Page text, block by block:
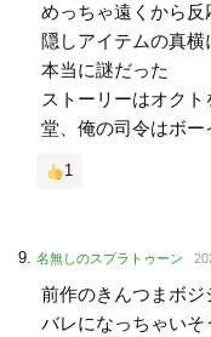
めっちゃ遠くから反
隠しアイテムの真
本当に謎だった
ストーリーはオク
堂、俺の司令はボ
1
名無しのスプラトゥーン
前作のきんつまボ
バレになっちゃい